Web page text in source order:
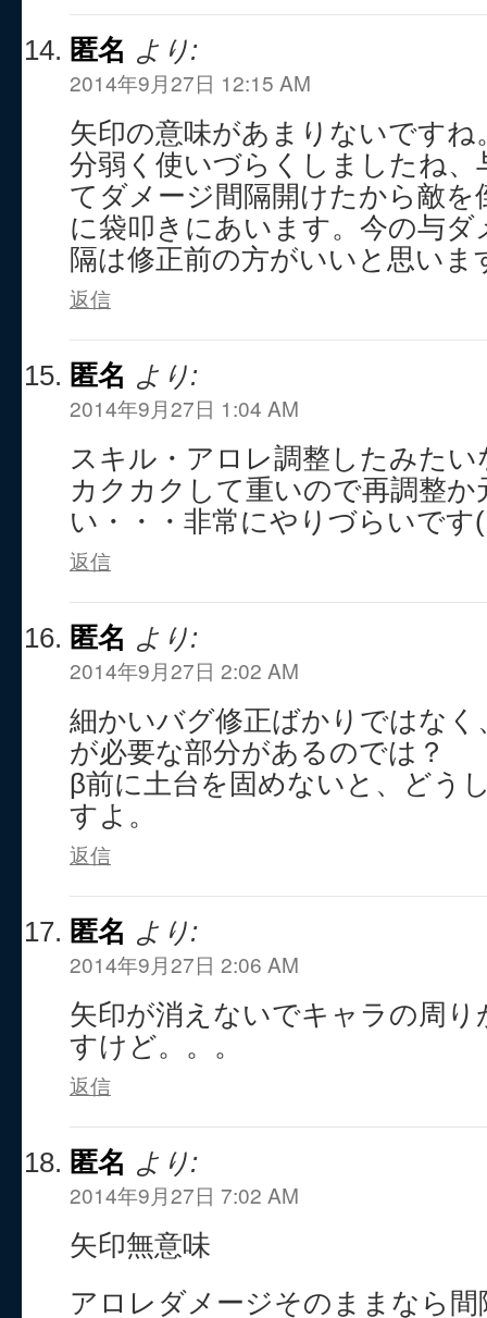
匿名 より:
2014年9月27日 12:15 AM
矢印の意味があまりないです
分弱く使いづらくしましたね、
てダメージ間隔開けたから敵を
に袋叩きにあいます。今の与
隔は修正前の方がいいと思いま
返信
匿名 より:
2014年9月27日 1:04 AM
スキル・アロレ調整したみた
カクカクして重いので再調整か
い・・・非常にやりづらいです
返信
匿名 より:
2014年9月27日 2:02 AM
細かいバグ修正ばかりではな
が必要な部分があるのでは？
β前に土台を固めないと、どう
すよ。
返信
匿名 より:
2014年9月27日 2:06 AM
矢印が消えないでキャラの周
すけど。。。
返信
匿名 より:
2014年9月27日 7:02 AM
矢印無意味
アロレダメージそのままなら間